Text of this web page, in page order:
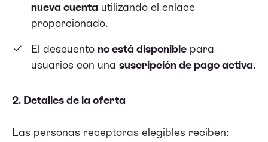
nueva cuenta utilizando el enlace
proporcionado.
El descuento no está disponible para
usuarios con una suscripción de pago activa.
2. Detalles de la oferta
Las personas receptoras elegibles reciben: